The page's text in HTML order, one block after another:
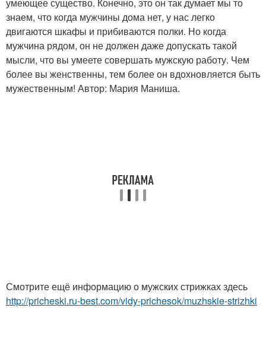
умеющее существо. Конечно, это он так думает мы то
знаем, что когда мужчины дома нет, у нас легко
двигаются шкафы и прибиваются полки. Но когда
мужчина рядом, он не должен даже допускать такой
мысли, что вы умеете совершать мужскую работу. Чем
более вы женственны, тем более он вдохновляется быть
мужественным! Автор: Мария Маниша.
Смотрите ещё информацию о мужских стрижках здесь
http://pricheski.ru-best.com/vidy-prichesok/muzhskie-strizhki